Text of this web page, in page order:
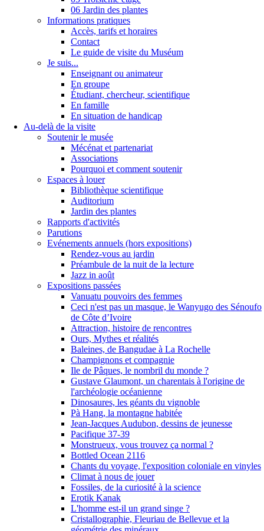
06 Jardin des plantes
Informations pratiques
Accès, tarifs et horaires
Contact
Le guide de visite du Muséum
Je suis...
Enseignant ou animateur
En groupe
Étudiant, chercheur, scientifique
En famille
En situation de handicap
Au-delà de la visite
Soutenir le musée
Mécénat et partenariat
Associations
Pourquoi et comment soutenir
Espaces à louer
Bibliothèque scientifique
Auditorium
Jardin des plantes
Rapports d'activités
Parutions
Evénements annuels (hors expositions)
Rendez-vous au jardin
Préambule de la nuit de la lecture
Jazz in août
Expositions passées
Vanuatu pouvoirs des femmes
Ceci n'est pas un masque, le Wanyugo des Sénoufo
de Côte d’Ivoire
Attraction, histoire de rencontres
Ours, Mythes et réalités
Baleines, de Bangudae à La Rochelle
Champignons et compagnie
Ile de Pâques, le nombril du monde ?
Gustave Glaumont, un charentais à l'origine de
l'archéologie océanienne
Dinosaures, les géants du vignoble
Pà Hang, la montagne habitée
Jean-Jacques Audubon, dessins de jeunesse
Pacifique 37-39
Monstrueux, vous trouvez ça normal ?
Bottled Ocean 2116
Chants du voyage, l'exposition coloniale en vinyles
Climat à nous de jouer
Fossiles, de la curiosité à la science
Erotik Kanak
L'homme est-il un grand singe ?
Cristallographie, Fleuriau de Bellevue et la